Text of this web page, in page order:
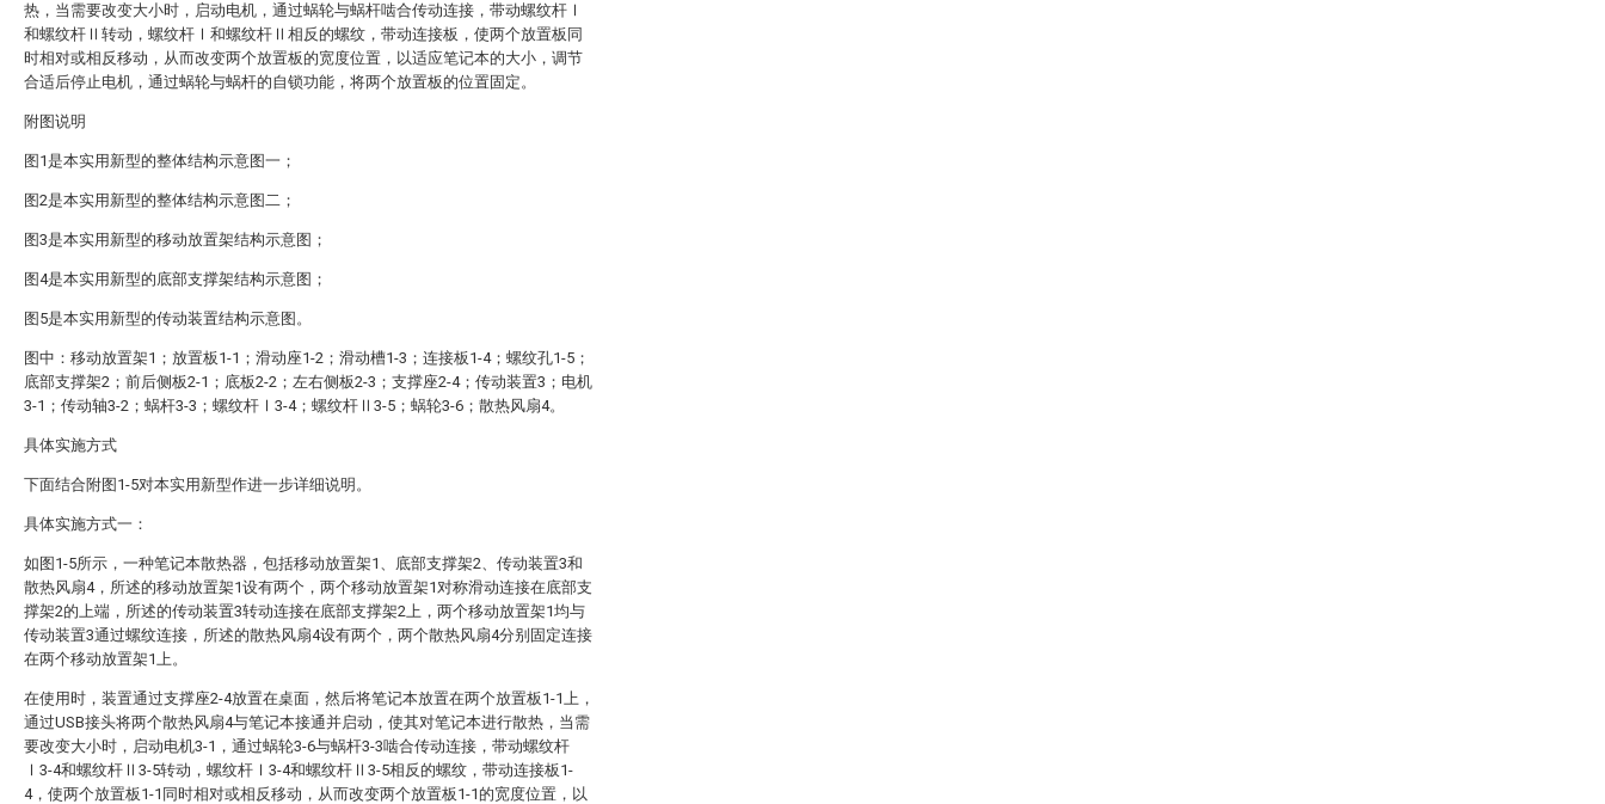
热，当需要改变大小时，启动电机，通过蜗轮与蜗杆啮合传动连接，带动螺纹杆Ⅰ
和螺纹杆Ⅱ转动，螺纹杆Ⅰ和螺纹杆Ⅱ相反的螺纹，带动连接板，使两个放置板同
时相对或相反移动，从而改变两个放置板的宽度位置，以适应笔记本的大小，调节
合适后停止电机，通过蜗轮与蜗杆的自锁功能，将两个放置板的位置固定。
附图说明
图1是本实用新型的整体结构示意图一；
图2是本实用新型的整体结构示意图二；
图3是本实用新型的移动放置架结构示意图；
图4是本实用新型的底部支撑架结构示意图；
图5是本实用新型的传动装置结构示意图。
图中：移动放置架1；放置板1-1；滑动座1-2；滑动槽1-3；连接板1-4；螺纹孔1-5；
底部支撑架2；前后侧板2-1；底板2-2；左右侧板2-3；支撑座2-4；传动装置3；电机
3-1；传动轴3-2；蜗杆3-3；螺纹杆Ⅰ3-4；螺纹杆Ⅱ3-5；蜗轮3-6；散热风扇4。
具体实施方式
下面结合附图1-5对本实用新型作进一步详细说明。
具体实施方式一：
如图1-5所示，一种笔记本散热器，包括移动放置架1、底部支撑架2、传动装置3和
散热风扇4，所述的移动放置架1设有两个，两个移动放置架1对称滑动连接在底部支
撑架2的上端，所述的传动装置3转动连接在底部支撑架2上，两个移动放置架1均与
传动装置3通过螺纹连接，所述的散热风扇4设有两个，两个散热风扇4分别固定连接
在两个移动放置架1上。
在使用时，装置通过支撑座2-4放置在桌面，然后将笔记本放置在两个放置板1-1上，
通过USB接头将两个散热风扇4与笔记本接通并启动，使其对笔记本进行散热，当需
要改变大小时，启动电机3-1，通过蜗轮3-6与蜗杆3-3啮合传动连接，带动螺纹杆
Ⅰ3-4和螺纹杆Ⅱ3-5转动，螺纹杆Ⅰ3-4和螺纹杆Ⅱ3-5相反的螺纹，带动连接板1-
4，使两个放置板1-1同时相对或相反移动，从而改变两个放置板1-1的宽度位置，以